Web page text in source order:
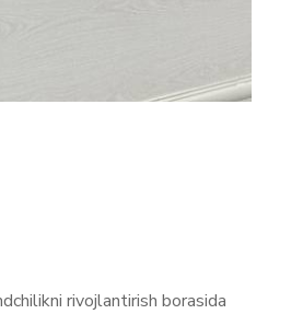
rivojlantirish borasida